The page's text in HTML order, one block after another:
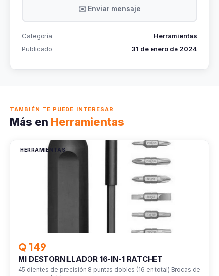
✉️ Enviar mensaje
Categoría
Herramientas
Publicado
31 de enero de 2024
TAMBIÉN TE PUEDE INTERESAR
Más en Herramientas
HERRAMIENTAS
Q 149
MI DESTORNILLADOR 16-IN-1 RATCHET
45 dientes de precisión 8 puntas dobles (16 en total) Brocas de